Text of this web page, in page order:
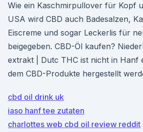
Wie ein Kaschmirpullover für Kopf
USA wird CBD auch Badesalzen,
Eiscreme und sogar Leckerlis für
beigegeben. CBD-Öl kaufen?
extrakt | Dutc THC ist nicht in Hanf
dem CBD-Produkte hergestellt
cbd oil drink uk
iaso hanf tee zutaten
charlottes web cbd oil review reddit